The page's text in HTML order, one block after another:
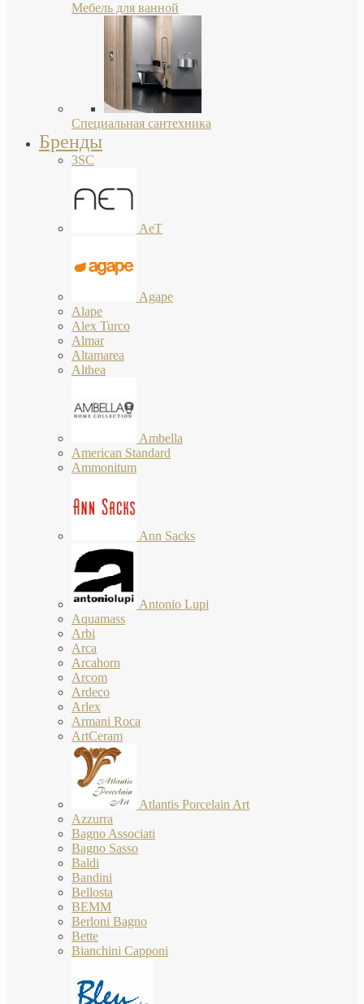
Мебель для ванной
Специальная сантехника
Бренды
3SC
AeT
Agape
Alape
Alex Turco
Almar
Altamarea
Althea
Ambella
American Standard
Ammonitum
Ann Sacks
Antonio Lupi
Aquamass
Arbi
Arca
Arcahorn
Arcom
Ardeco
Arlex
Armani Roca
ArtCeram
Atlantis Porcelain Art
Azzurra
Bagno Associati
Bagno Sasso
Baldi
Bandini
Bellosta
BEMM
Berloni Bagno
Bette
Bianchini Capponi